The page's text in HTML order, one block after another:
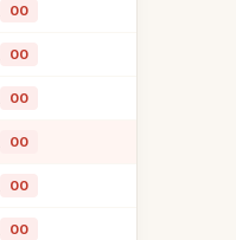
00
00
00
00
00
00